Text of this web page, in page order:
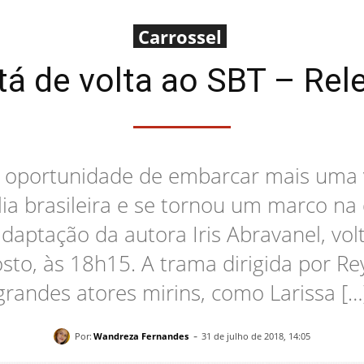
Carrossel
de volta ao SBT –
de embarcar mais uma
brasileira e se tornou um marco
da autora Iris Abravanel,
às 18h15. A trama dirigida por
atores mirins, como Larissa
Por: Wandreza Fernandes - 31 de julho de 2018, 14:05